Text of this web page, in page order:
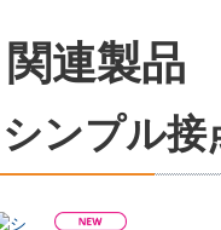
関連製品
シンプル接